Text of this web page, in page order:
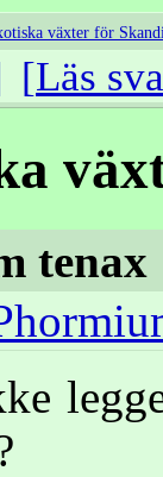
växter för
Läs
tenax